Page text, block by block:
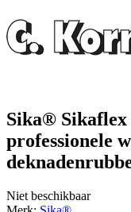
Sika® Sikaflex
professionele
Niet beschikbaar